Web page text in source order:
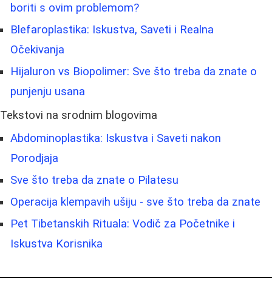
boriti s ovim problemom?
Blefaroplastika: Iskustva, Saveti i Realna
Očekivanja
Hijaluron vs Biopolimer: Sve što treba da znate o
punjenju usana
Tekstovi na srodnim blogovima
Abdominoplastika: Iskustva i Saveti nakon
Porodjaja
Sve što treba da znate o Pilatesu
Operacija klempavih ušiju - sve što treba da znate
Pet Tibetanskih Rituala: Vodič za Početnike i
Iskustva Korisnika